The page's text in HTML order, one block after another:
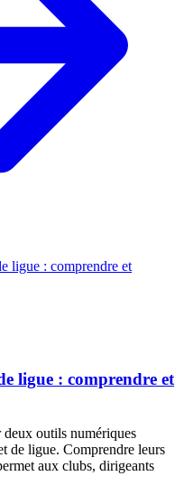
ligue : comprendre et
outils numériques
de ligue. Comprendre leurs
aux clubs, dirigeants